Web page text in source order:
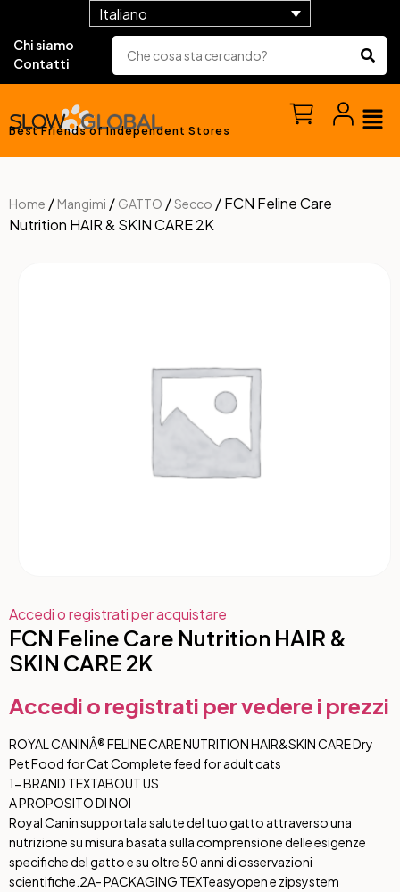
Italiano
Chi siamo
Contatti
Best Friends of Independent Stores
Home / Mangimi / GATTO /Secco / FCN Feline Care
Nutrition HAIR & SKIN CARE 2K
Accedi o registrati per acquistare
FCN Feline Care Nutrition HAIR &
SKIN CARE 2K
Accedi o registrati per vedere i prezzi
ROYAL CANINÂ® FELINE CARE NUTRITION HAIR&SKIN CARE Dry
Pet Food for Cat Complete feed for adult cats
1- BRAND TEXTABOUT US
A PROPOSITO DI NOI
Royal Canin supporta la salute del tuo gatto attraverso una
nutrizione su misura basata sulla comprensione delle esigenze
specifiche del gatto e su oltre 50 anni di osservazioni
scientifiche. 2A- PACKAGING TEXTeasyopen e zipsystem